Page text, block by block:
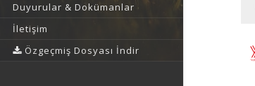
Duyurular & Dokümanlar
İletişim
Özgeçmiş Dosyası İndir